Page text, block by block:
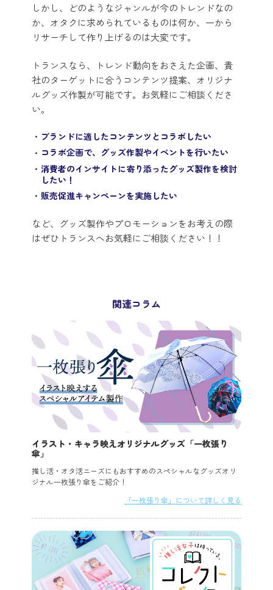
しかし、どのようなジャンルが今のトレンドなの
か、オタクに求められているものは何か、一から
リサーチして作り上げるのは大変です。
トランスなら、トレンド動向をおさえた企画、貴
社のターゲットに合うコンテンツ提案、オリジナ
ルグッズ作製が可能です。お気軽にご相談くださ
い。
ブランドに適したコンテンツとコラボしたい
コラボ企画で、グッズ作製やイベントを行いたい
消費者のインサイトに寄り添ったグッズ製作を検討
したい！
販売促進キャンペーンを実施したい
など、グッズ製作やプロモーションをお考えの際
はぜひトランスへお気軽にご相談ください！！
関連コラム
イラスト・キャラ映えオリジナルグッズ「一枚張り
傘」
推し活・オタ活ニーズにもおすすめのスペシャルなグッズオリ
ジナル一枚張り傘をご紹介！
「一枚張り傘」について詳しく見る